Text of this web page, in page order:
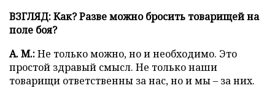
ВЗГЛЯД: Как? Разве можно бросить товарищей на
поле боя?
А. М.:Не только можно, но и необходимо. Это
простой здравый смысл. Не только наши
товарищи ответственны за нас, но и мы – за них.